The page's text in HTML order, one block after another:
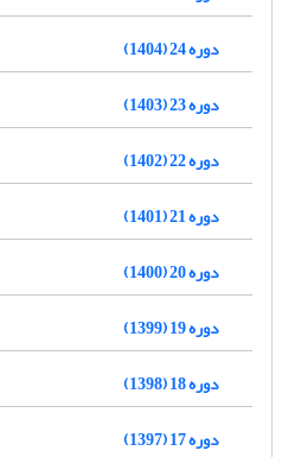
دوره 24 (1404)
دوره 23 (1403)
دوره 22 (1402)
دوره 21 (1401)
دوره 20 (1400)
دوره 19 (1399)
دوره 18 (1398)
دوره 17 (1397)